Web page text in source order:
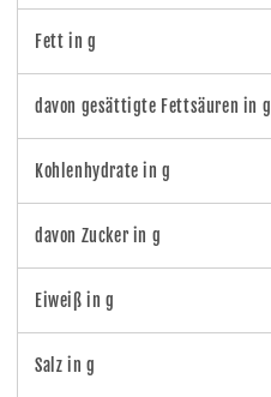
Fett in g
davon gesättigte Fettsäuren in g
Kohlenhydrate in g
davon Zucker in g
Eiweiß in g
Salz in g